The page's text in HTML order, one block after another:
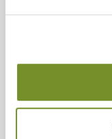
365 CENTIMETER